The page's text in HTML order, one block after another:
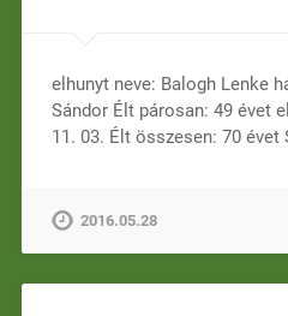
elhunyt neve: Balogh Lenke
Sándor Élt párosan: 49 évet
11. 03. Élt összesen: 70 évet
2016.05.28